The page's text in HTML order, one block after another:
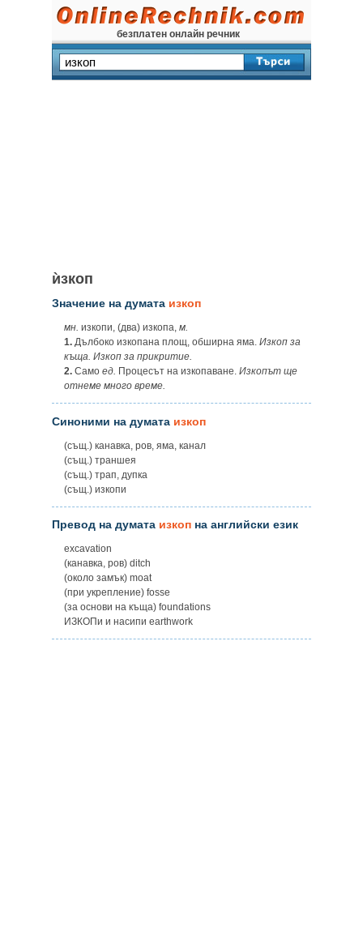
безплатен онлайн речник
ѝзкоп
Значение на думата изкоп
мн. изкопи, (два) изкопа, м.
1. Дълбоко изкопана площ, обширна яма. Изкоп за
къща. Изкоп за прикритие.
2. Само ед. Процесът на изкопаване. Изкопът ще
отнеме много време.
Синоними на думата изкоп
(същ.) канавка, ров, яма, канал
(същ.) траншея
(същ.) трап, дупка
(същ.) изкопи
Превод на думата изкоп на английски език
excavation
(канавка, ров) ditch
(около замък) moat
(при укрепление) fosse
(за основи на къща) foundations
ИЗКОПи и насипи earthwork